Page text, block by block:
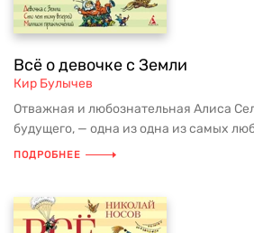
Всё о девочке с Земли
Кир Булычев
Отважная и любознательная Алиса
будущего, — одна из одна из самых
ПОДРОБНЕЕ